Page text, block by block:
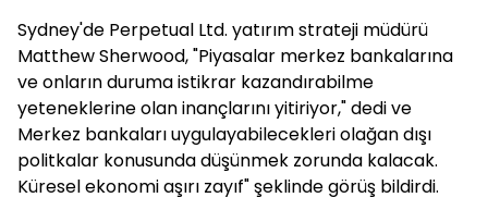
Sydney'de Perpetual Ltd. yatırım strateji müdürü
Matthew Sherwood, "Piyasalar merkez bankalarına
ve onların duruma istikrar kazandırabilme
yeteneklerine olan inançlarını yitiriyor," dedi ve
Merkez bankaları uygulayabilecekleri olağan dışı
politkalar konusunda düşünmek zorunda kalacak.
Küresel ekonomi aşırı zayıf" şeklinde görüş bildirdi.